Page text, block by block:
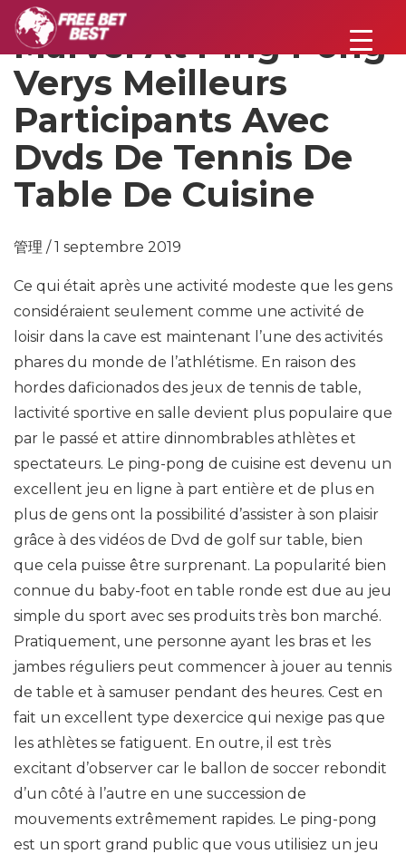
Marvel At Ping Pong
Verys Meilleurs
Participants Avec
Dvds De Tennis De
Table De Cuisine
管理 / 1 septembre 2019
Ce qui était après une activité modeste que les gens
considéraient seulement comme une activité de
loisir dans la cave est maintenant l’une des activités
phares du monde de l’athlétisme. En raison des
hordes daficionados des jeux de tennis de table,
lactivité sportive en salle devient plus populaire que
par le passé et attire dinnombrables athlètes et
spectateurs. Le ping-pong de cuisine est devenu un
excellent jeu en ligne à part entière et de plus en
plus de gens ont la possibilité d’assister à son plaisir
grâce à des vidéos de Dvd de golf sur table, bien
que cela puisse être surprenant. La popularité bien
connue du baby-foot en table ronde est due au jeu
simple du sport avec ses produits très bon marché.
Pratiquement, une personne ayant les bras et les
jambes réguliers peut commencer à jouer au tennis
de table et à samuser pendant des heures. Cest en
fait un excellent type dexercice qui nexige pas que
les athlètes se fatiguent. En outre, il est très
excitant d’observer car le ballon de soccer rebondit
d’un côté à l’autre en une succession de
mouvements extrêmement rapides. Le ping-pong
est un sport grand public que vous utilisiez un jeu